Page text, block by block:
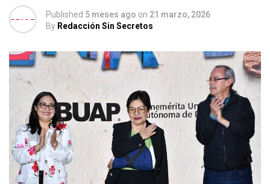
Published 5 meses ago on 21 marzo, 2026
By Redacción Sin Secretos